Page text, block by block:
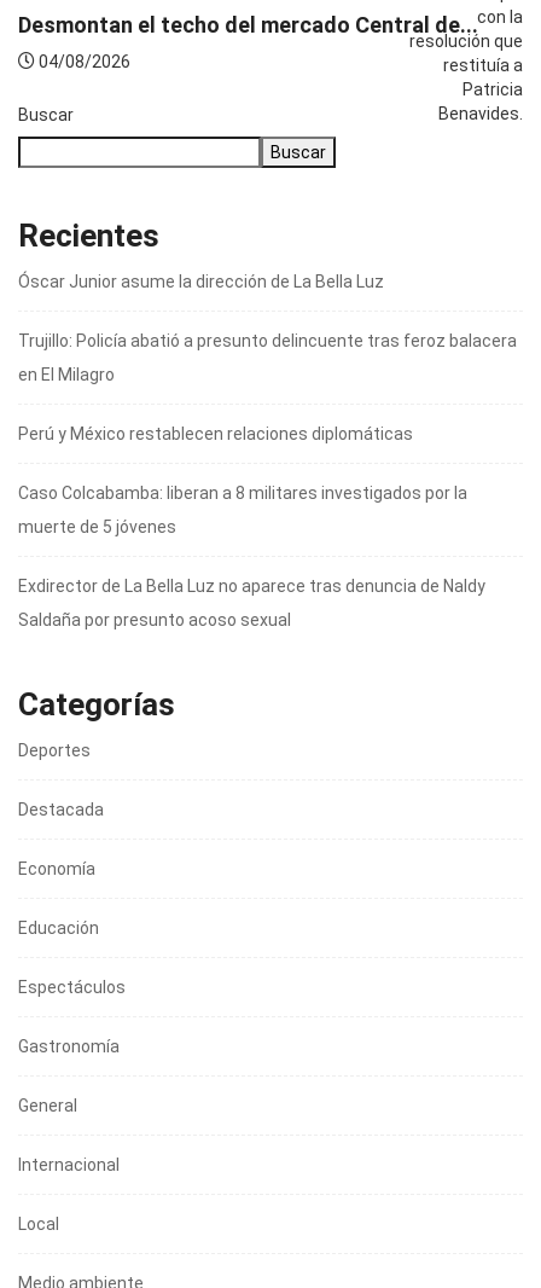
Desmontan el techo del mercado Central de...
04/08/2026
Buscar
Buscar
Recientes
Óscar Junior asume la dirección de La Bella Luz
Trujillo: Policía abatió a presunto delincuente tras feroz balacera
en El Milagro
Perú y México restablecen relaciones diplomáticas
Caso Colcabamba: liberan a 8 militares investigados por la
muerte de 5 jóvenes
Exdirector de La Bella Luz no aparece tras denuncia de Naldy
Saldaña por presunto acoso sexual
Categorías
Deportes
Destacada
Economía
Educación
Espectáculos
Gastronomía
General
Internacional
Local
Medio ambiente